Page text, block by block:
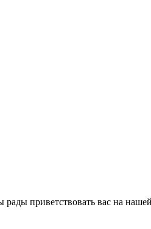
приветствовать вас на